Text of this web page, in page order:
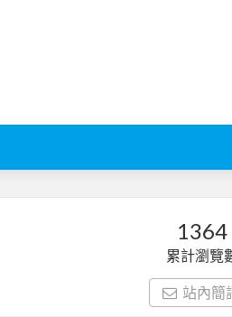
1364
累計瀏覽
站內簡